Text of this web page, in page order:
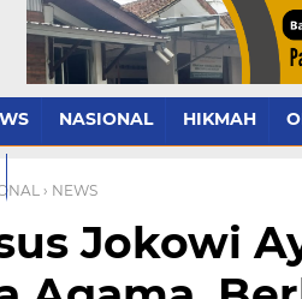
NASIONAL HIKMAH
› NEWS
Jokowi